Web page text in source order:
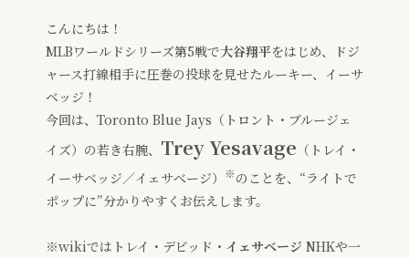
こんにちは！
MLBワールドシリーズ第5戦で大谷翔平をはじめ、ドジ
ャース打線相手に圧巻の投球を見せたルーキー、イーサ
ベッジ！
今回は、Toronto Blue Jays（トロント・ブルージェ
イズ）の若き右腕、 Trey Yesavage （トレイ・
イーサベッジ／イェサべージ）
※のことを、“ライトで
ポップに”分かりやすくお伝えします。
※wikiではトレイ・デビッド・ イェサベージ NHKや一